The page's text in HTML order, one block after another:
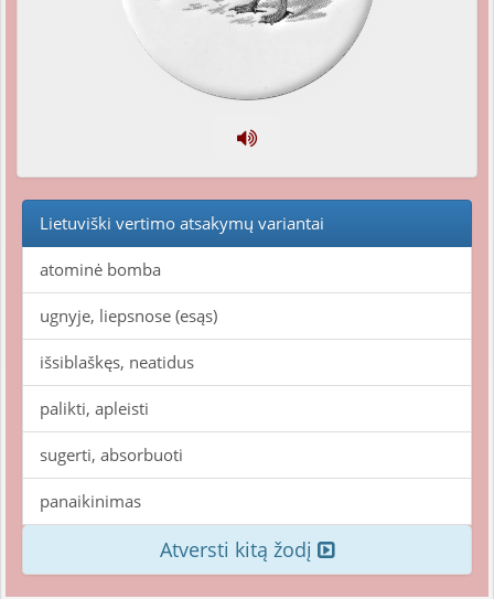
Lietuviški vertimo atsakymų variantai
atominė bomba
ugnyje, liepsnose (esąs)
išsiblaškęs, neatidus
palikti, apleisti
sugerti, absorbuoti
panaikinimas
Atversti kitą žodį